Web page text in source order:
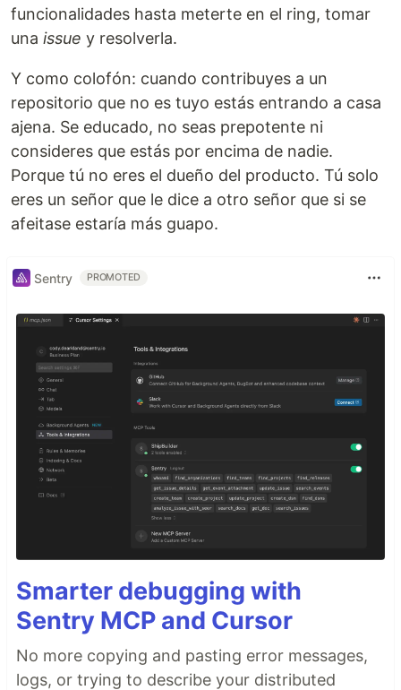
funcionalidades hasta meterte en el ring, tomar
una issue y resolverla.
Y como colofón: cuando contribuyes a un
repositorio que no es tuyo estás entrando a casa
ajena. Se educado, no seas prepotente ni
consideres que estás por encima de nadie.
Porque tú no eres el dueño del producto. Tú solo
eres un señor que le dice a otro señor que si se
afeitase estaría más guapo.
Sentry PROMOTED
Smarter debugging with
Sentry MCP and Cursor
No more copying and pasting error messages,
logs, or trying to describe your distributed